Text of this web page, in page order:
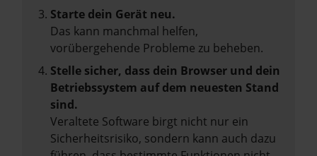
Starte dein Gerät neu.
Das kann manchmal helfen,
vorübergehende Probleme zu beheben.
Stelle sicher, dass dein Browser und dein
Betriebssystem auf dem neuesten Stand
sind.
Veraltete Software birgt nicht nur ein
Sicherheitsrisiko, sondern kann auch dazu